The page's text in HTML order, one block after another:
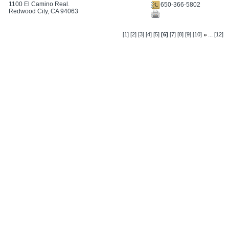
1100 El Camino Real.
Redwood City, CA 94063
650-366-5802
[1] [2] [3] [4] [5] [6] [7] [8] [9] [10] ...[12]